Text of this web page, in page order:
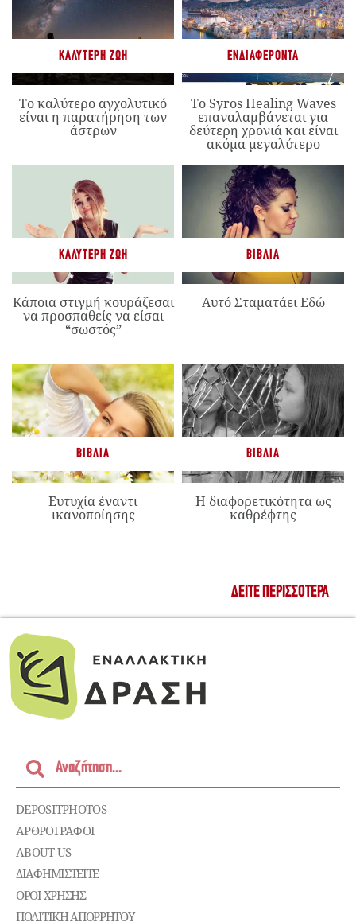
ΚΑΛΎΤΕΡΗ ΖΩΉ
Το καλύτερο αγχολυτικό
είναι η παρατήρηση των
άστρων
ΕΝΔΙΑΦΈΡΟΝΤΑ
Το Syros Healing Waves
επαναλαμβάνεται για
δεύτερη χρονιά και είναι
ακόμα μεγαλύτερο
ΚΑΛΎΤΕΡΗ ΖΩΉ
Κάποια στιγμή κουράζεσαι
να προσπαθείς να είσαι
“σωστός”
ΒΙΒΛΊΑ
Αυτό Σταματάει Εδώ
ΒΙΒΛΊΑ
Ευτυχία έναντι
ικανοποίησης
ΒΙΒΛΊΑ
Η διαφορετικότητα ως
καθρέφτης
ΔΕΊΤΕ ΠΕΡΙΣΣΌΤΕΡΑ
DEPOSITPHOTOS
ΑΡΘΡΟΓΡΑΦΟΙ
ABOUT US
ΔΙΑΦΗΜΙΣΤΕΊΤΕ
ΌΡΟΙ ΧΡΉΣΗΣ
ΠΟΛΙΤΙΚΉ ΑΠΟΡΡΉΤΟΥ